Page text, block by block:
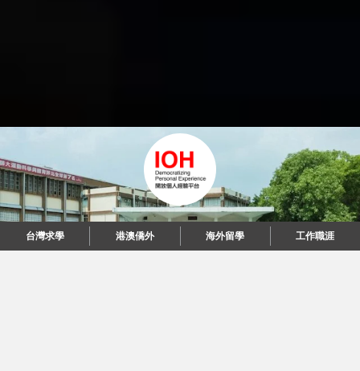
台灣求學 港澳僑外 海外留學 工作職涯